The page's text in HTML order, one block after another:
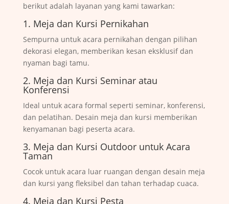
berikut adalah layanan yang kami tawarkan:
1. Meja dan Kursi Pernikahan
Sempurna untuk acara pernikahan dengan pilihan
dekorasi elegan, memberikan kesan eksklusif dan
nyaman bagi tamu.
2. Meja dan Kursi Seminar atau
Konferensi
Ideal untuk acara formal seperti seminar, konferensi,
dan pelatihan. Desain meja dan kursi memberikan
kenyamanan bagi peserta acara.
3. Meja dan Kursi Outdoor untuk Acara
Taman
Cocok untuk acara luar ruangan dengan desain meja
dan kursi yang fleksibel dan tahan terhadap cuaca.
4. Meja dan Kursi Pesta